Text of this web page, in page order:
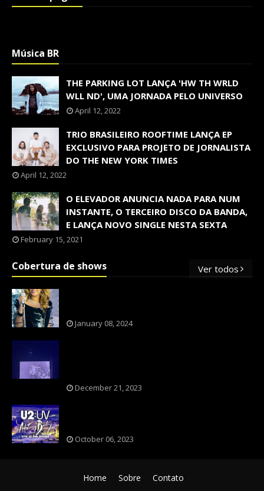
Música BR
THE PARKING LOT LANÇA 'HW TH WRLD
WLL ND', UMA JORNADA PELO UNIVERSO
April 12, 2022
TRIO BRASILEIRO ROOFTIME LANÇA EP
EXCLUSIVO PARA PROJETO DE JORNALISTA
DO THE NEW YORK TIMES
April 12, 2022
O ELEVADOR ANUNCIA NADA PARA NUM
INSTANTE, O TERCEIRO DISCO DA BANDA,
E LANÇA NOVO SINGLE NESTA SEXTA
February 15, 2021
Cobertura de shows Ver todos
January 08, 2024
December 21, 2023
October 06, 2023
Home Sobre Contato